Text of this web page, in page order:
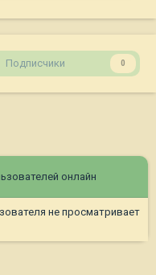
Подписчики 0
онлайн
не просматривает